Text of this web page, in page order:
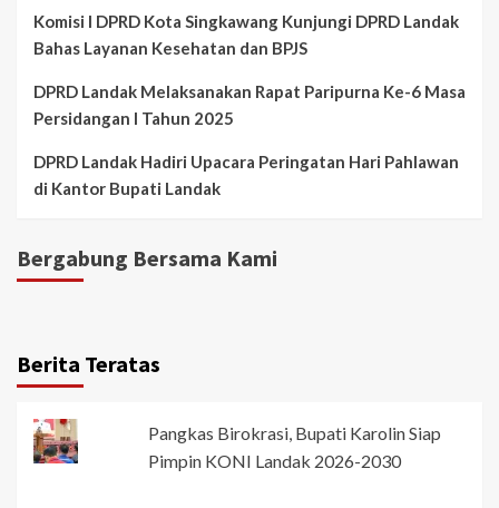
Komisi I DPRD Kota Singkawang Kunjungi DPRD Landak
Bahas Layanan Kesehatan dan BPJS
DPRD Landak Melaksanakan Rapat Paripurna Ke-6 Masa
Persidangan I Tahun 2025
DPRD Landak Hadiri Upacara Peringatan Hari Pahlawan
di Kantor Bupati Landak
Bergabung Bersama Kami
Berita Teratas
Pangkas Birokrasi, Bupati Karolin Siap
Pimpin KONI Landak 2026-2030